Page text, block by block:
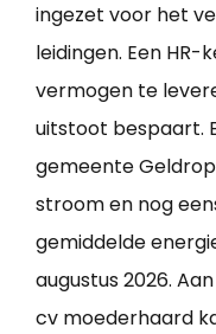
ingezet voor het
leidingen. Een
vermogen te
uitstoot bespaart.
gemeente
stroom en nog
gemiddelde
augustus 2026.
cv moederhaard